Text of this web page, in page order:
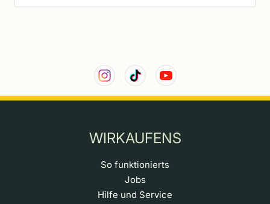
WIRKAUFENS
So funktionierts
Jobs
Hilfe und Service